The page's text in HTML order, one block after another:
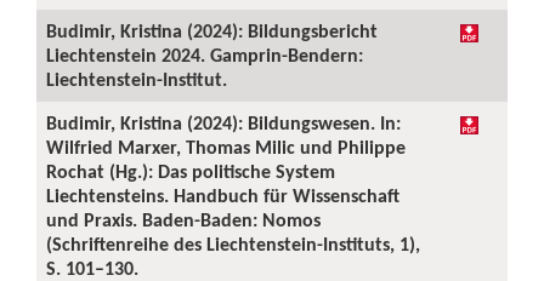
Budimir, Kristina (2024): Bildungsbericht
Liechtenstein 2024. Gamprin-Bendern:
Liechtenstein-Institut.
Budimir, Kristina (2024): Bildungswesen. In:
Wilfried Marxer, Thomas Milic und Philippe
Rochat (Hg.): Das politische System
Liechtensteins. Handbuch für Wissenschaft
und Praxis. Baden-Baden: Nomos
(Schriftenreihe des Liechtenstein-Instituts, 1),
S. 101–130.